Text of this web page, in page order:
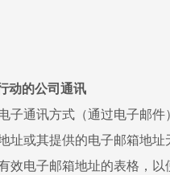
动的公司通讯
子通讯方式（通过电子邮
址或其提供的电子邮箱地
效电子邮箱地址的表格，以